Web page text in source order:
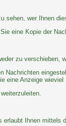
sehen, wer Ihnen
eine Kopie der
zu verschieben,
eine Anzeige
Ihnen